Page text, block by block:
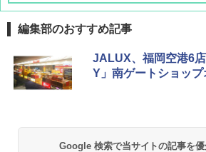
BUNDOK(バンドック
-08EX カーキ ソロキ
レーム テント
GRANDOOR ステン
編集部のおすすめ記事
JALUX、福岡空港6
Y」南ゲートショップ
Google 検索で当サイトの記事を